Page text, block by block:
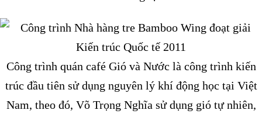
Công trình quán café Gió và Nước là công trình kiến
trúc đầu tiên sử dụng nguyên lý khí động học tại Việt
Nam, theo đó, Võ Trọng Nghĩa sử dụng gió tự nhiên,